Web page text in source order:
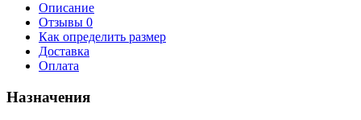
Описание
Отзывы 0
Как определить размер
Доставка
Оплата
Назначения